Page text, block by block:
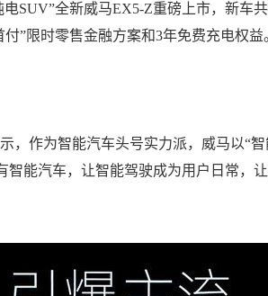
SUV”全新威马EX5-Z重磅上市，新车
”限时零售金融方案和3年免费充电权益
作为智能汽车头号实力派，威马以“智
能汽车，让智能驾驶成为用户日常，